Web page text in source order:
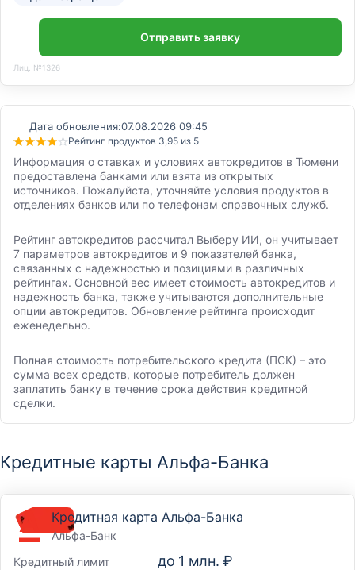
Отправить заявку
Лиц. №1326
Дата обновления:07.08.2026 09:45
Рейтинг продуктов 3,95 из 5
Информация о ставках и условиях автокредитов в Тюмени
предоставлена банками или взята из открытых
источников. Пожалуйста, уточняйте условия продуктов в
отделениях банков или по телефонам справочных служб.
Рейтинг автокредитов рассчитал Выберу ИИ, он учитывает
7 параметров автокредитов и 9 показателей банка,
связанных с надежностью и позициями в различных
рейтингах. Основной вес имеет стоимость автокредитов и
надежность банка, также учитываются дополнительные
опции автокредитов. Обновление рейтинга происходит
еженедельно.
Полная стоимость потребительского кредита (ПСК) – это
сумма всех средств, которые потребитель должен
заплатить банку в течение срока действия кредитной
сделки.
Кредитные карты Альфа-Банка
Кредитная карта Альфа-Банка
Альфа-Банк
Кредитный лимит
до 1 млн. ₽